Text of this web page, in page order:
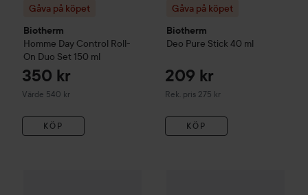
Gåva på köpet
Biotherm
Homme Day Control Roll-
On Duo Set 150 ml
350 kr
Värde 540 kr
KÖP
Gåva på köpet
Biotherm
Deo Pure Stick 40 ml
209 kr
Rek. pris 275 kr
Rekommenderat pris 275 kr
KÖP